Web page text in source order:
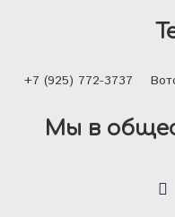
+7 (925) 772-3737
Мы в